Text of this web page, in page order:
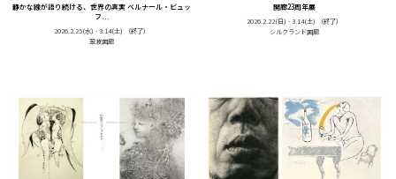
静かな線が語り続ける、世界の真実 ベルナール・ビュッ
フ...
2026.2.25(水) - 3.14(土)
（終了）
翠波画廊
開廊23周年展
2026.2.22(日) - 3.14(土) （終了）
シルクランド画廊